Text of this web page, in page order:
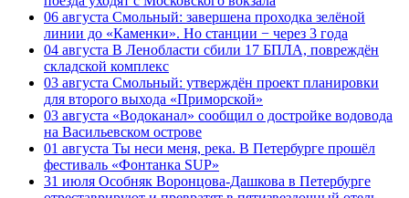
06 августа Смольный: завершена проходка зелёной
линии до «Каменки». Но станции − через 3 года
04 августа В Ленобласти сбили 17 БПЛА, повреждён
складской комплекс
03 августа Смольный: утверждён проект планировки
для второго выхода «Приморской»
03 августа «Водоканал» сообщил о достройке водовода
на Васильевском острове
01 августа Ты неси меня, река. В Петербурге прошёл
фестиваль «Фонтанка SUP»
31 июля Особняк Воронцова-Дашкова в Петербурге